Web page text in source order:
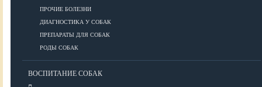
ПРОЧИЕ БОЛЕЗНИ
ДИАГНОСТИКА У СОБАК
ПРЕПАРАТЫ ДЛЯ СОБАК
РОДЫ СОБАК
ВОСПИТАНИЕ СОБАК
Европейские
Короткошерстные
Для аллергиков
Лысые